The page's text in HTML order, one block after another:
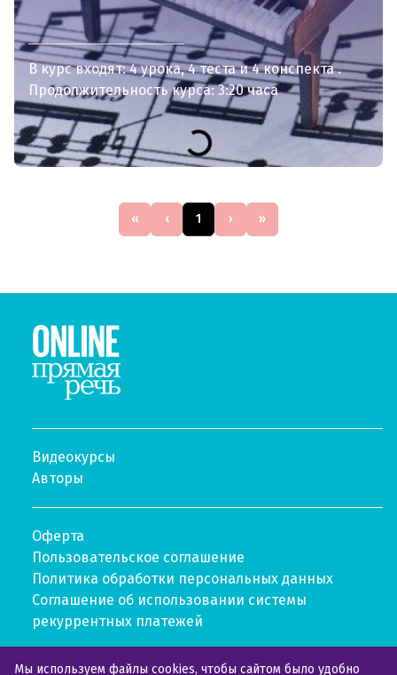
В курс входят:4 урока 4 теста
4 конспекта
Продолжительность курса: 3:20 часа
« ‹ 1 › »
Видеокурсы
Авторы
Оферта
Пользовательское соглашение
Политика обработки персональных данных
Соглашение об использовании системы
рекуррентных платежей
Мы используем файлы cookies, чтобы сайтом было удобно